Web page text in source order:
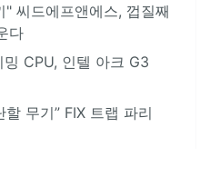
씨드에프앤에스, 껍질째
다
CPU, 인텔 아크 G3
무기” FIX 트랩 파리